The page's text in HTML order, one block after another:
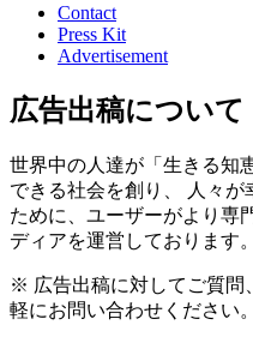
Contact
Press Kit
Advertisement
広告出稿について
世界中の人達が「生きる知
できる社会を創り、 人々
ために、ユーザーがより専
ディアを運営しております。
※ 広告出稿に対してご質問
軽にお問い合わせください。